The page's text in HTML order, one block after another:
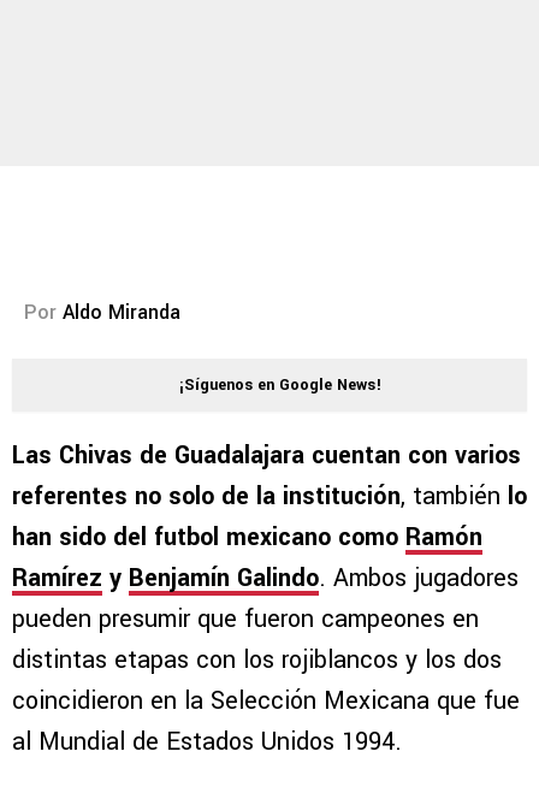
Por Aldo Miranda
¡Síguenos en Google News!
Las Chivas de Guadalajara cuentan con varios
referentes no solo de la institución, también lo
han sido del futbol mexicano como Ramón
Ramírez y Benjamín Galindo. Ambos jugadores
pueden presumir que fueron campeones en
distintas etapas con los rojiblancos y los dos
coincidieron en la Selección Mexicana que fue
al Mundial de Estados Unidos 1994.